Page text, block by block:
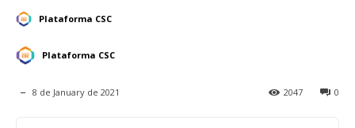
Plataforma CSC
Plataforma CSC
8 de January de 2021 0
2047